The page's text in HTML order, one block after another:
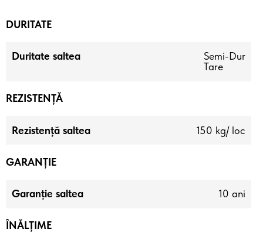
DURITATE
Duritate saltea
Semi-Dur
Tare
REZISTENȚĂ
Rezistență saltea 150 kg/ loc
GARANȚIE
Garanție saltea 10 ani
ÎNĂLȚIME